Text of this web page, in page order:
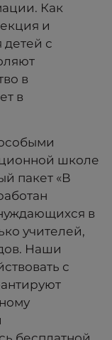
Как
и
с
в
в
школе
пакет «В
в
учителей,
Наши
с